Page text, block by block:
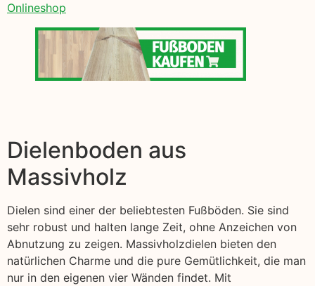
Onlineshop
Dielenboden aus
Massivholz
Dielen sind einer der beliebtesten Fußböden. Sie sind
sehr robust und halten lange Zeit, ohne Anzeichen von
Abnutzung zu zeigen. Massivholzdielen bieten den
natürlichen Charme und die pure Gemütlichkeit, die man
nur in den eigenen vier Wänden findet. Mit